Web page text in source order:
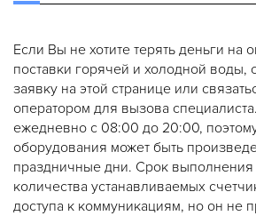
Если Вы не хотите терять деньги на
поставки горячей и холодной воды,
заявку на этой странице или
оператором для вызова
ежедневно с 08:00 до 20:00,
оборудования может быть
праздничные дни. Срок выполнения
количества устанавливаемых
доступа к коммуникациям, но он не